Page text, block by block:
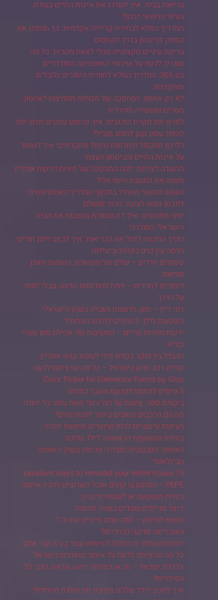
בריאות בבית: איך לשדרג את איכות החיים בעזרת
הציוד הרפואי הנכון?
המדריך המלא לבחירת קריירה אקדמית: כך תהפכו את
הספק לביטחון בדרך לקמפוס
בדיקת עיניים מקצועית מבלי לצאת מהבית: כל מה
שצריך לדעת על שירותי האופטיקה המודרניים
בט 365: המדריך המלא לחוויית הימורים גלובלית
ומתקדמת
לא רק אחסון: המהפכה של מכולות מומלצות לאחסון,
מגורים ותעשייה מודרנית
לפרוץ את תקרת הזכוכית: איך פרסום עסקים חכם יכול
להפוך עסק קטן למותג מוביל?
הליכון מתקפל ופתרונות טיפול מתקדמים: איך לשמור
על איכות החיים והביטחון העצמי
מהשדה לצלחת: למה המהפכה של פירות וירקות אונליין
משנה את המטבח הישראלי?
השקט הנפשי מתחיל בתכנון: המדריך האולטימטיבי
לתכנון נופש לציבור הדתי מושלם
יותר ממנהגים: איך דת ומסורת מעצבות את הבית
הישראלי המודרני
הדרך החכמה לנהל את הבריאות: איך לבצע זימון תורים
הדסה עין כרם בקלות וביעילות
עיתונים חרדים – עולם של תקשורת, השפעה ותוכן
מותאם
לימודים לחרדים – פתח להזדמנות חדשה מבלי לוותר
על הדרך
רוני דיין – חזון, חדשנות והובלה בשוק הישראלי
השקעות נדלן: 5 טיפים לרוכש המתחיל
ירקות ופירות טריים – החשיבות של אכילת מזון עשיר
ובריא
ההבדל בין פוקר בקזינו פיזי לעומת קזינו אונליין
קניית רכב חדש בישראל – כל מה שרציתם לדעת
Color Picker for Elementor Forms by Gloo.
5 טיפים להתמודדות עם משבר בזוגיות
ביקורת ספר: ציונות על רגל וחצי מאת עופר בר יהודה
מה הם הרכבים הטובים ביותר לסטודנטים?
רעיונות עיצוביים לבית שיוצרים תחושת יוקרה
בחירת המשקפת הראשונה לילד שלכם
האופנה הטבעונית מגבירה נוכחות בשוק האופנה
הבינלאומי
15 excellent ways to remodel your entire house
PEPE – המקום בו קונים אוכל כשרוצים להכין ארוחה
ביתית מושקעת או לעשות פיקניק
כיצד מגייסים עובדים בצורה חכמה?
מנשא לתינוק – למה אתם חייבים את זה ?
האם ריצה מזיקה לברכיים?
יתרונות שמפו ים המלח לשימוש עבור בע"ח ובני אדם
כל מה שרציתם לדעת על איתור מחוננים בישראל
כלכלת ישראל – נס או הצלחה ידועה מראש כנגד כל
הסיכויים?
איך לתכנן לילד שלכם מסיבת יום הולדת מיוחדת?